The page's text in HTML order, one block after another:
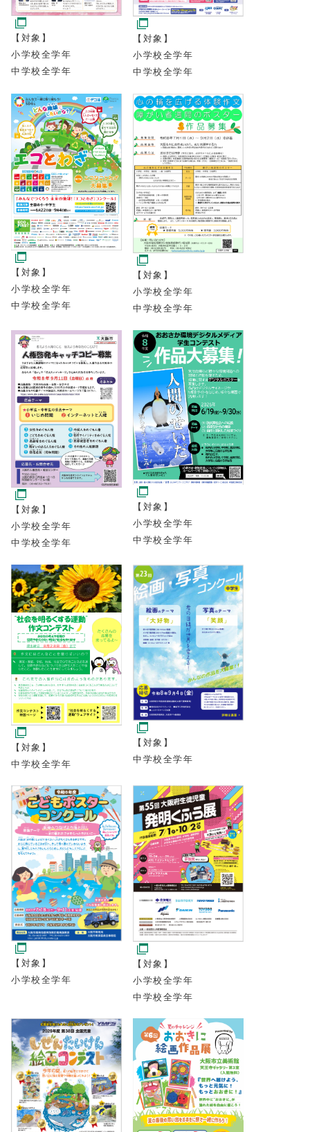
【対象】
小学校全学年
中学校全学年
【対象】
小学校全学年
中学校全学年
【対象】
小学校全学年
中学校全学年
【対象】
小学校全学年
中学校全学年
【対象】
小学校全学年
中学校全学年
【対象】
小学校全学年
中学校全学年
【対象】
中学校全学年
【対象】
中学校全学年
【対象】
小学校全学年
【対象】
小学校全学年
中学校全学年